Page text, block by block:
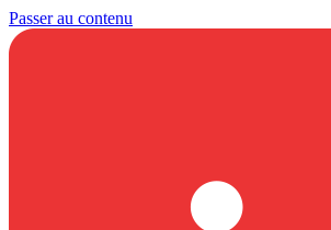
Passer au contenu